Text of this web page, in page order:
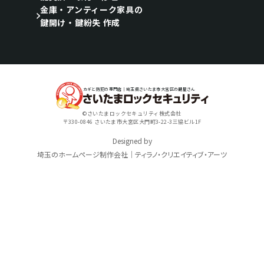
金庫・アンティーク家具の
鍵開け・鍵紛失 作成
カギと防犯の専門店｜埼玉県さいたま市大宮区の鍵屋さん
©さいたまロックセキュリティ株式会社
〒330-0846 さいたま市大宮区大門町3-22-3三協ビル1F
Designed by
埼玉のホームページ制作会社｜ティラノ・クリエイティブ・アーツ